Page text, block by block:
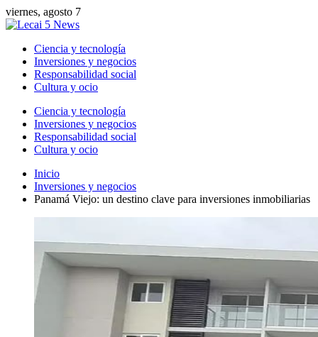
viernes, agosto 7
Ciencia y tecnología
Inversiones y negocios
Responsabilidad social
Cultura y ocio
Ciencia y tecnología
Inversiones y negocios
Responsabilidad social
Cultura y ocio
Inicio
Inversiones y negocios
Panamá Viejo: un destino clave para inversiones inmobiliarias